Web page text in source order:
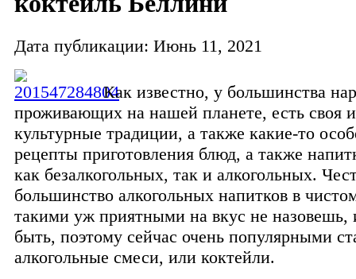
Дата публикации: Июнь 11, 2021
Как известно, у большинства
проживающих на нашей планете, есть своя
культурные традиции, а также какие-то
рецепты приготовления блюд, а также
как безалкогольных, так и алкогольных.
большинство алкогольных напитков в
такими уж приятными на вкус не назовешь,
быть, поэтому сейчас очень популярными
алкогольные смеси, или коктейли.